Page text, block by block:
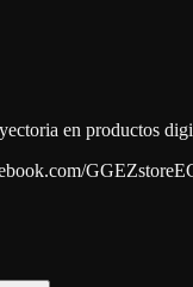
en productos